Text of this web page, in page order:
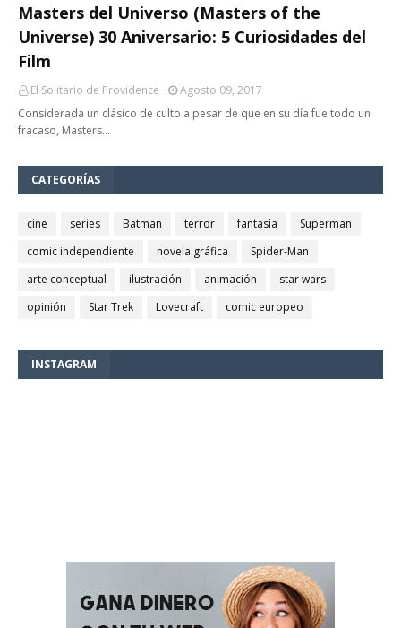
Masters del Universo (Masters of the
Universe) 30 Aniversario: 5 Curiosidades del
Film
El Solitario de Providence
Agosto 09, 2017
Considerada un clásico de culto a pesar de que en su día fue todo un
fracaso, Masters…
CATEGORÍAS
cine series Batman terror fantasía
Superman
comic independiente
novela gráfica
Spider-Man
arte conceptual
ilustración animación
star wars
opinión
Star Trek Lovecraft comic europeo
INSTAGRAM